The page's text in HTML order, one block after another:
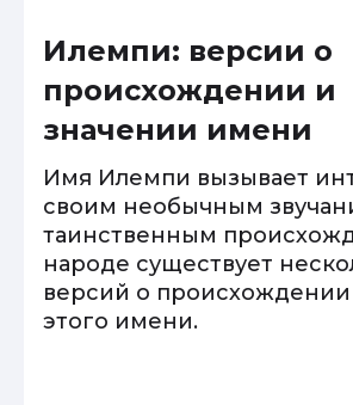
Илемпи: версии о
происхождении и
значении имени
Имя Илемпи вызывает
своим необычным
таинственным
народе существует
версий о
этого имени.